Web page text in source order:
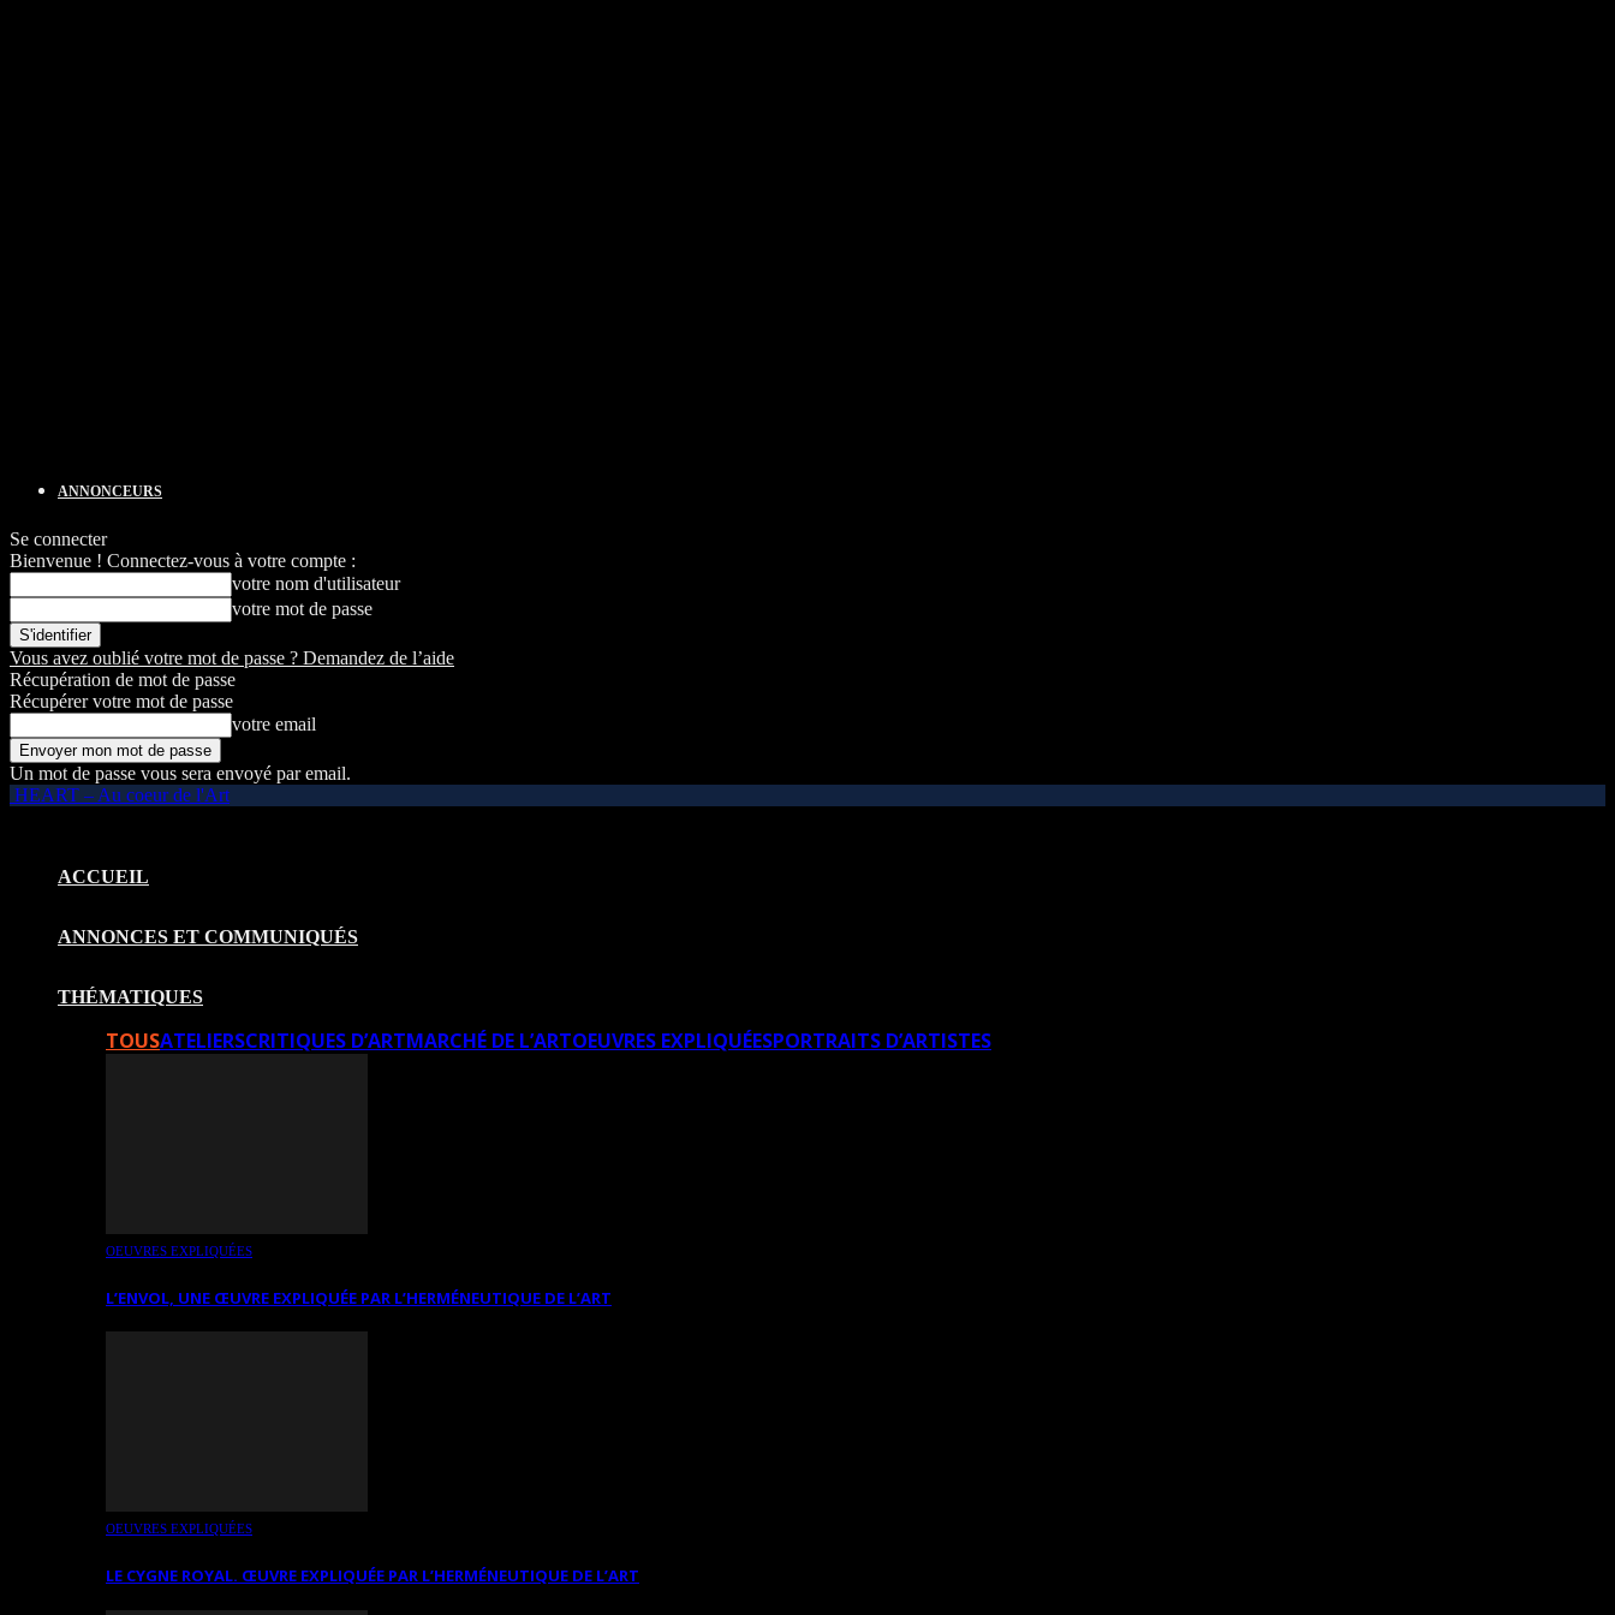
ANNONCEURS
Se connecter
Bienvenue ! Connectez-vous à votre compte :
votre nom d'utilisateur
votre mot de passe
Vous avez oublié votre mot de passe ? Demandez de l’aide
Récupération de mot de passe
Récupérer votre mot de passe
votre email
Un mot de passe vous sera envoyé par email.
HEART – Au coeur de l'Art
ACCUEIL
ANNONCES ET COMMUNIQUÉS
THÉMATIQUES
TOUSATELIERSCRITIQUES D’ARTMARCHÉ DE L’ARTOEUVRES EXPLIQUÉESPORTRAITS D’ARTISTES
OEUVRES EXPLIQUÉES
L’ENVOL, UNE ŒUVRE EXPLIQUÉE PAR L’HERMÉNEUTIQUE DE L’ART
OEUVRES EXPLIQUÉES
LE CYGNE ROYAL. ŒUVRE EXPLIQUÉE PAR L’HERMÉNEUTIQUE DE L’ART